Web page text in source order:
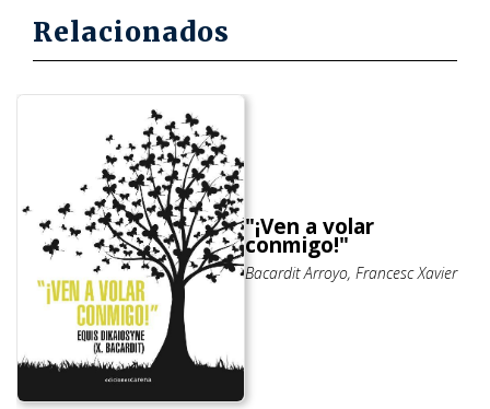
Relacionados
"¡Ven a volar
conmigo!"
Bacardit Arroyo, Francesc Xavier